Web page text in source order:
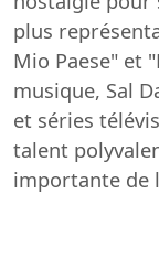
plus
Mio Paese" et
musique, Sal
et séries
talent
importante de